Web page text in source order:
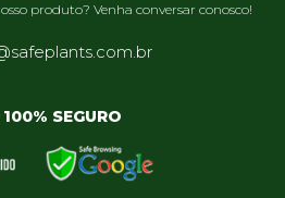
produto? Venha conversar conosco!
SEGURO